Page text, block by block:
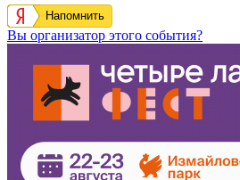
Напомнить
Вы организатор этого события?